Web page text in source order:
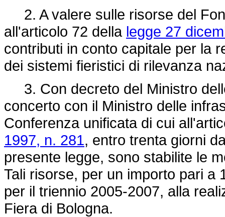
2. A valere sulle risorse del
all'articolo 72 della legge 27
contributi in conto capitale per la
dei sistemi fieristici di rilevanza
3. Con decreto del Ministro
concerto con il Ministro delle
Conferenza unificata di cui
1997, n. 281, entro trenta giorni
presente legge, sono stabilite le
Tali risorse, per un importo pari a
per il triennio 2005-2007, alla
Fiera di Bologna.